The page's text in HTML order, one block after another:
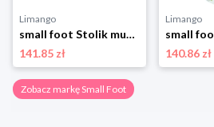
Limango
small foot Stolik muzyczny "Groovy Beats" - 3+ rozmiar: onesize
141.85 zł
Limango
140.86 zł
Zobacz markę Small Foot